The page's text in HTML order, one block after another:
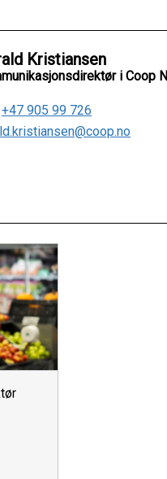
Kristiansen
i Coop
+47 905 99 726